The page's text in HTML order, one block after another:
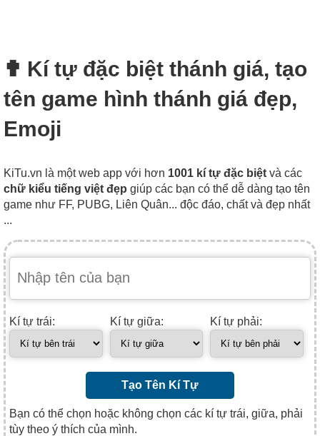
✟ Kí tự đặc biệt thánh giá, tạo
tên game hình thánh giá đẹp,
Emoji
KiTu.vn là một web app với hơn 1001 kí tự đặc biệt và các
chữ kiểu tiếng việt đẹp giúp các bạn có thể dễ dàng tạo tên
game như FF, PUBG, Liên Quân... độc đáo, chất và đẹp nhất
...
Kí tự trái: Kí tự giữa: Kí tự phải:
Tạo Tên Kí Tự
Bạn có thể chọn hoặc không chọn các kí tự trái, giữa, phải
tùy theo ý thích của mình.